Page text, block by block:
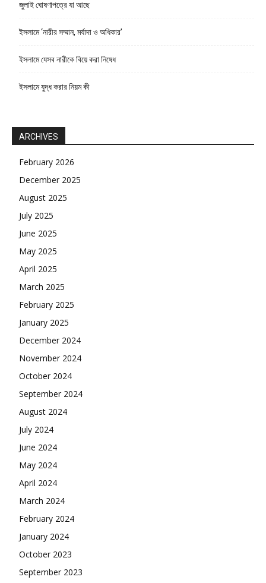
জুলাই ঘোষণাপত্রে যা আছে
ইসলামে ‘নারীর সম্মান, মর্যাদা ও অধিকার’
ইসলামে যেসব নারীকে বিয়ে করা নিষেধ
ইসলামে যুদ্ধ করার নিয়ম কী
ARCHIVES
February 2026
December 2025
August 2025
July 2025
June 2025
May 2025
April 2025
March 2025
February 2025
January 2025
December 2024
November 2024
October 2024
September 2024
August 2024
July 2024
June 2024
May 2024
April 2024
March 2024
February 2024
January 2024
October 2023
September 2023